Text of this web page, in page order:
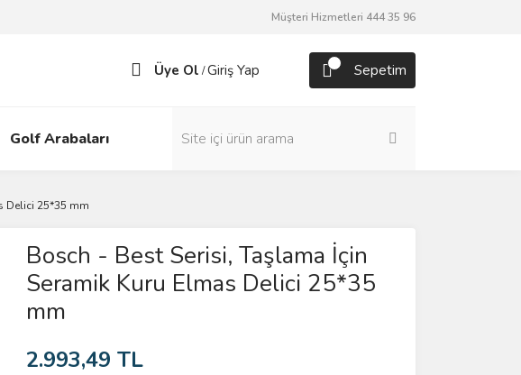
Müşteri Hizmetleri 444 35 96
Üye Ol /Giriş Yap Sepetim
Golf Arabaları
Delici 25*35 mm
Bosch - Best Serisi, Taşlama İçin
Seramik Kuru Elmas Delici 25*35
mm
2.993,49 TL